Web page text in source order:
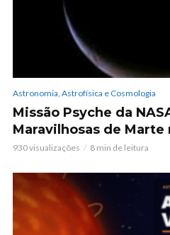
Astronomia, Astrofísica e Cosmologia
Missão Psyche da
Maravilhosas de Marte
930 visualizações 8 min de leitura